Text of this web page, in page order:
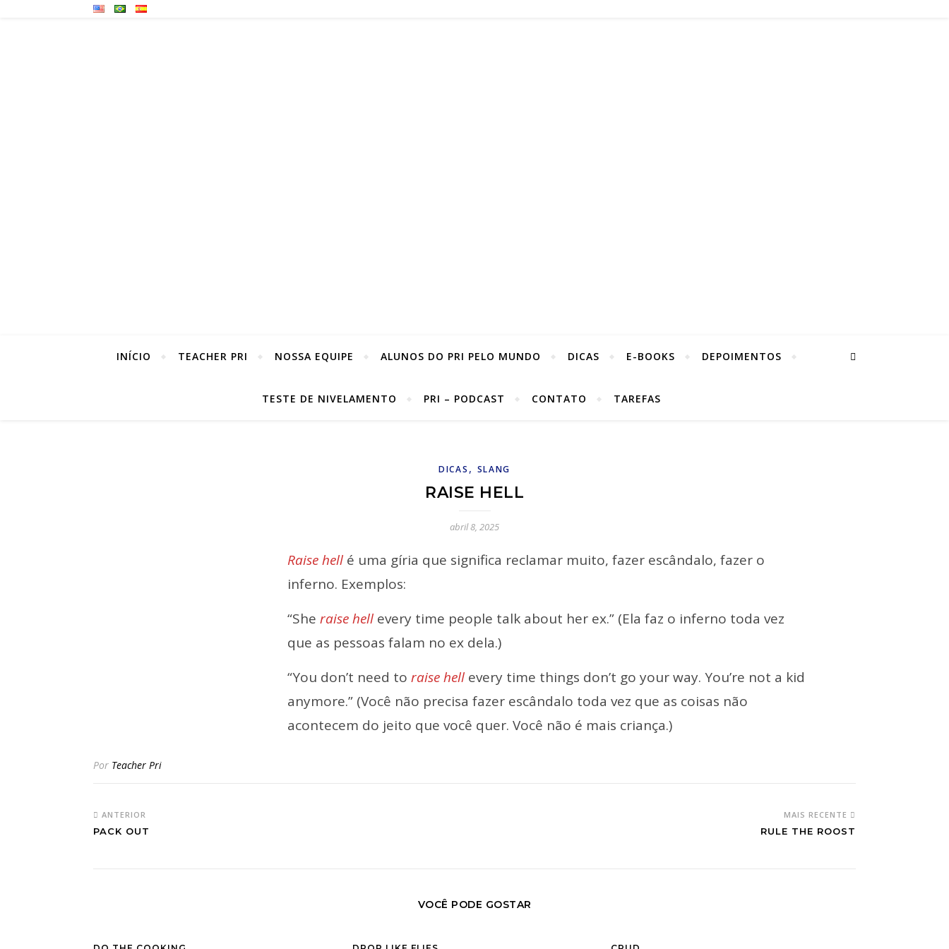
INÍCIO TEACHER PRI NOSSA EQUIPE ALUNOS DO PRI PELO MUNDO DICAS E-BOOKS DEPOIMENTOS
TESTE DE NIVELAMENTO PRI – PODCAST CONTATO TAREFAS
DICAS , SLANG
RAISE HELL
abril 8, 2025
Raise hell é uma gíria que significa reclamar muito, fazer escândalo, fazer o
inferno. Exemplos:
“Sheraise hell every time people talk about her ex.” (Ela faz o inferno toda vez
que as pessoas falam no ex dela.)
“You don’t need toraise hell every time things don’t go your way. You’re not a kid
anymore.” (Você não precisa fazer escândalo toda vez que as coisas não
acontecem do jeito que você quer. Você não é mais criança.)
Por Teacher Pri
ANTERIOR
PACK OUT
MAIS RECENTE
RULE THE ROOST
VOCÊ PODE GOSTAR